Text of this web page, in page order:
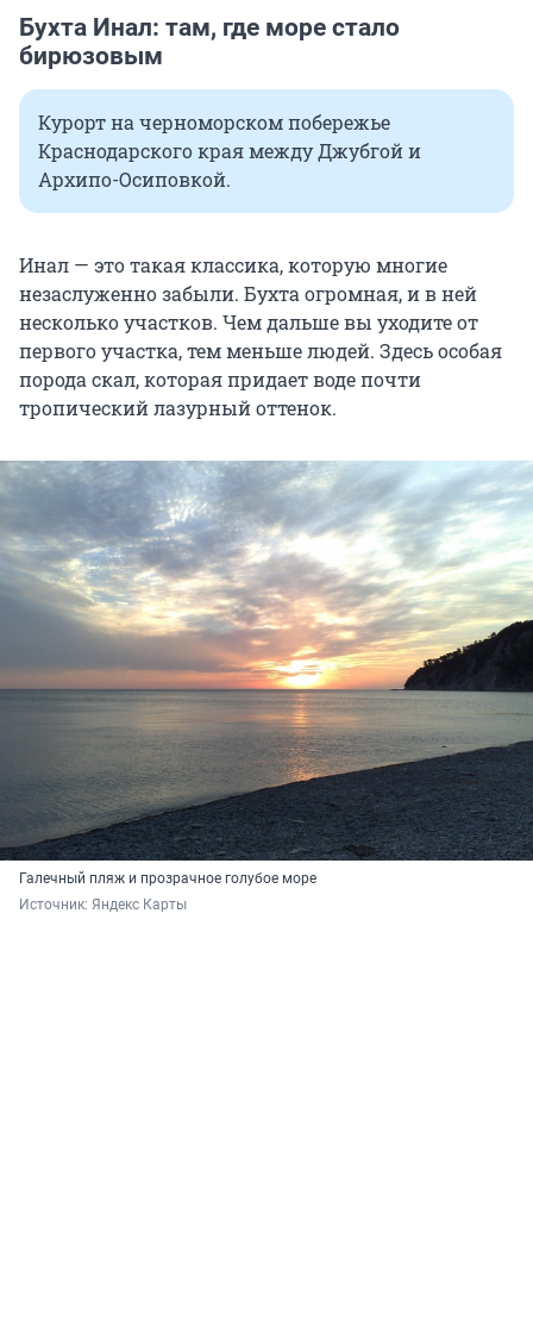
Бухта Инал: там, где море стало
бирюзовым
Курорт на черноморском побережье
Краснодарского края между Джубгой и
Архипо-Осиповкой.
Инал — это такая классика, которую многие
незаслуженно забыли. Бухта огромная, и в ней
несколько участков. Чем дальше вы уходите от
первого участка, тем меньше людей. Здесь особая
порода скал, которая придает воде почти
тропический лазурный оттенок.
Галечный пляж и прозрачное голубое море
Источник: Яндекс Карты